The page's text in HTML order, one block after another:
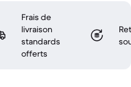
Frais de
livraison
standards
offerts